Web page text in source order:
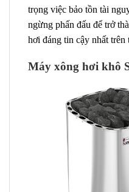
trọng việc bảo tồn tài
ngừng phấn đấu để trở
hơi đáng tin cậy nhất trên
Máy xông hơi khô